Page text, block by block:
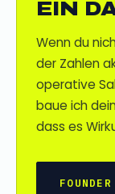
EIN
Wenn du
der Zahlen
operative
baue ich
dass es